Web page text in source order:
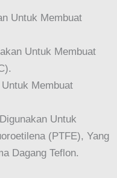
Untuk Membuat
Untuk Membuat
Membuat
Untuk
(PTFE), Yang
Dagang Teflon.